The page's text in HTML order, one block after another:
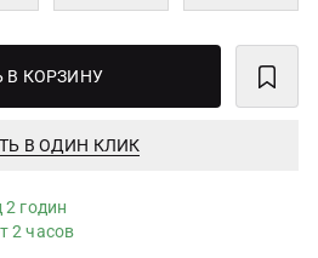
В КОРЗИНУ
В ОДИН КЛИК
2 годин
2 часов